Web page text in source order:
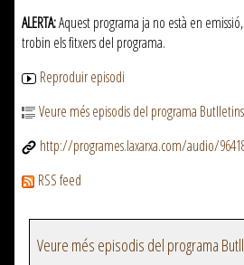
ALERTA:Aquest programa ja no està en
trobin els fitxers del programa.
Reproduir episodi
Veure més episodis del programa
http://programes.laxarxa.com/audio/
RSS feed